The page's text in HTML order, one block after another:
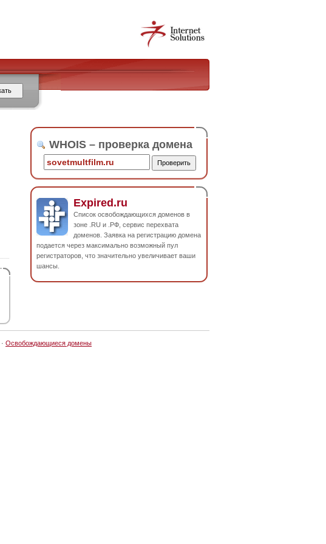
WHOIS – проверка домена
Expired.ru
Список освобождающихся доменов в
зоне .RU и .РФ, сервис перехвата
доменов. Заявка на регистрацию домена
подается через максимально возможный пул
регистраторов, что значительно увеличивает ваши
шансы.
· Освобождающиеся домены